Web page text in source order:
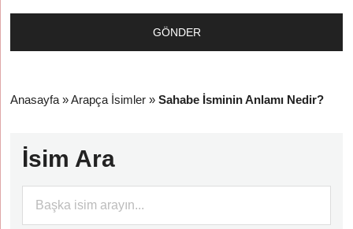
Anasayfa »Arapça İsimler »Sahabe İsminin Anlamı Nedir?
İsim Ara